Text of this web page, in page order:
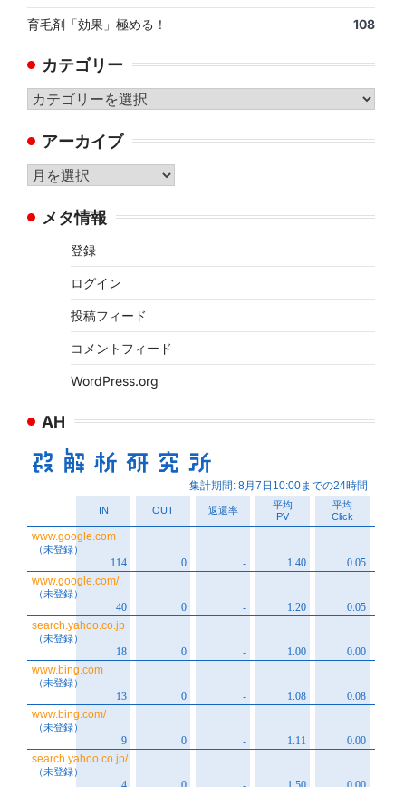
育毛剤「効果」極める！ 108
カテゴリー
カ
ゴ
リ
ー
アーカイブ
ア
カ メタ情報
登録
ログイン
投稿フィード
コメントフィード
WordPress.org
AH